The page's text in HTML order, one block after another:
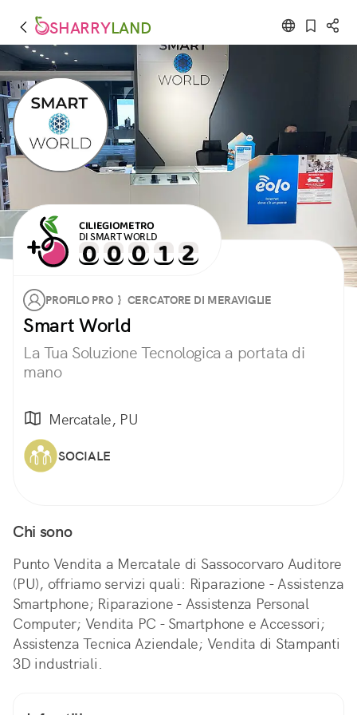
SHARRYLAND
CILIEGIOMETRO
DI SMART WORLD
PROFILO PRO } CERCATORE DI MERAVIGLIE
Smart World
La Tua Soluzione Tecnologica a portata di
mano
Mercatale, PU
SOCIALE
Chi sono
Punto Vendita a Mercatale di Sassocorvaro Auditore
(PU), offriamo servizi quali: Riparazione - Assistenza
Smartphone; Riparazione - Assistenza Personal
Computer; Vendita PC - Smartphone e Accessori;
Assistenza Tecnica Aziendale; Vendita di Stampanti
3D industriali.